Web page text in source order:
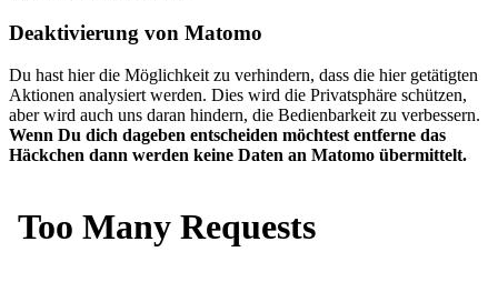
Deaktivierung von Matomo
Du hast hier die Möglichkeit zu verhindern, dass die hier getätigten
Aktionen analysiert werden. Dies wird die Privatsphäre schützen,
aber wird auch uns daran hindern, die Bedienbarkeit zu verbessern.
Wenn Du dich dageben entscheiden möchtest entferne das
Häckchen dann werden keine Daten an Matomo übermittelt.